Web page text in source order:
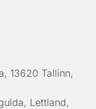
13620 Tallinn,
Lettland,